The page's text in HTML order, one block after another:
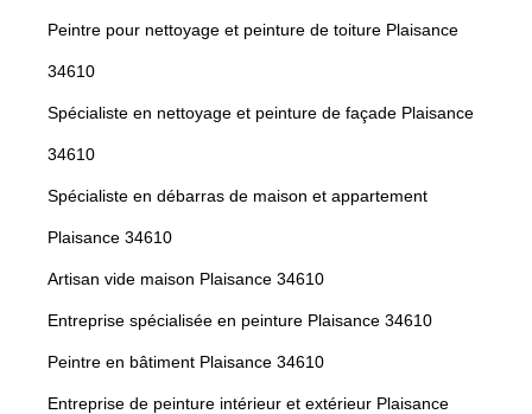
Peintre pour nettoyage et peinture de toiture Plaisance
34610
Spécialiste en nettoyage et peinture de façade Plaisance
34610
Spécialiste en débarras de maison et appartement
Plaisance 34610
Artisan vide maison Plaisance 34610
Entreprise spécialisée en peinture Plaisance 34610
Peintre en bâtiment Plaisance 34610
Entreprise de peinture intérieur et extérieur Plaisance